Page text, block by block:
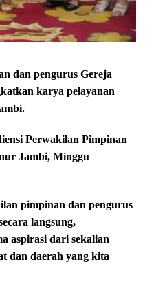
dan pengurus Gereja
karya pelayanan
Perwakilan Pimpinan
Jambi, Minggu
pimpinan dan pengurus
langsung,
aspirasi dari sekalian
dan daerah yang kita